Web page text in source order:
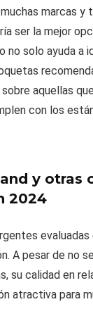
marcas y
ser la mejor
no solo ayuda a
aquellas
con los
y otras
2024
A pesar de no
su calidad en
atractiva para